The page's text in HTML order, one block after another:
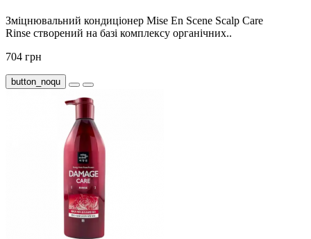
Зміцнювальний кондиціонер Mise En Scene Scalp Care
Rinse створений на базі комплексу органічних..
704 грн
button_noqu